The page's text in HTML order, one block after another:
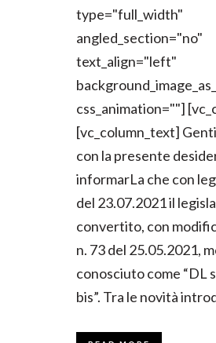
type="full_width"
angled_section="no"
text_align="left"
css_animation=""]
[vc_column_text]
con la presente
informarLa che con
del 23.07.2021 il
convertito, con
n. 73 del 25.05.2021,
conosciuto come “DL
bis”. Tra le novità